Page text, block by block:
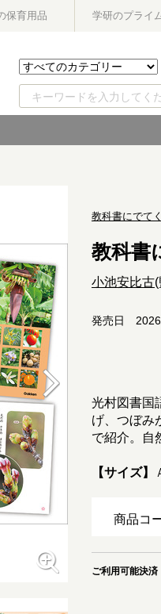
保育用品 学研のプライ
教科書にでて
教科
小池安比古
発売日
光村図書国
げ、つぼみ
で紹介。自
【サイズ】
商品コ
ご利用可能決済